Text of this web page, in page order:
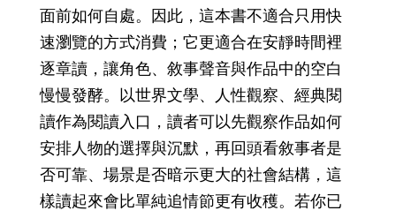
面前如何自處。因此，這本書不適合只用快
速瀏覽的方式消費；它更適合在安靜時間裡
逐章讀，讓角色、敘事聲音與作品中的空白
慢慢發酵。以世界文學、人性觀察、經典閱
讀作為閱讀入口，讀者可以先觀察作品如何
安排人物的選擇與沉默，再回頭看敘事者是
否可靠、場景是否暗示更大的社會結構，這
樣讀起來會比單純追情節更有收穫。若你已